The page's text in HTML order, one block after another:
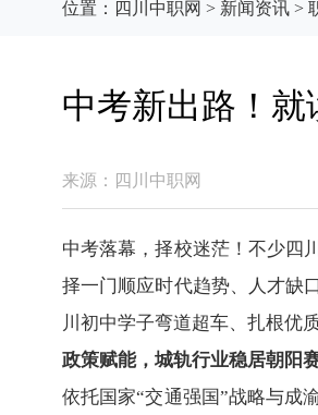
位置： 四川中职网 > 新闻资讯 >
中考新出路！
来源： 四川中职网
中考落幕，择校迷茫！不少四
择一门顺应时代趋势、人才缺
川 初中学子弯道超车、扎根优
政策赋能，城轨行业稳居朝阳
依托国家“交通强国”战略与成